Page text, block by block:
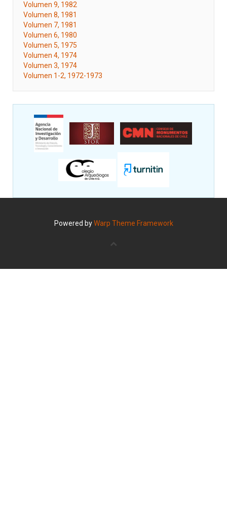
Volumen 9, 1982
Volumen 8, 1981
Volumen 7, 1981
Volumen 6, 1980
Volumen 5, 1975
Volumen 4, 1974
Volumen 3, 1974
Volumen 1-2, 1972-1973
Powered byWarp Theme Framework